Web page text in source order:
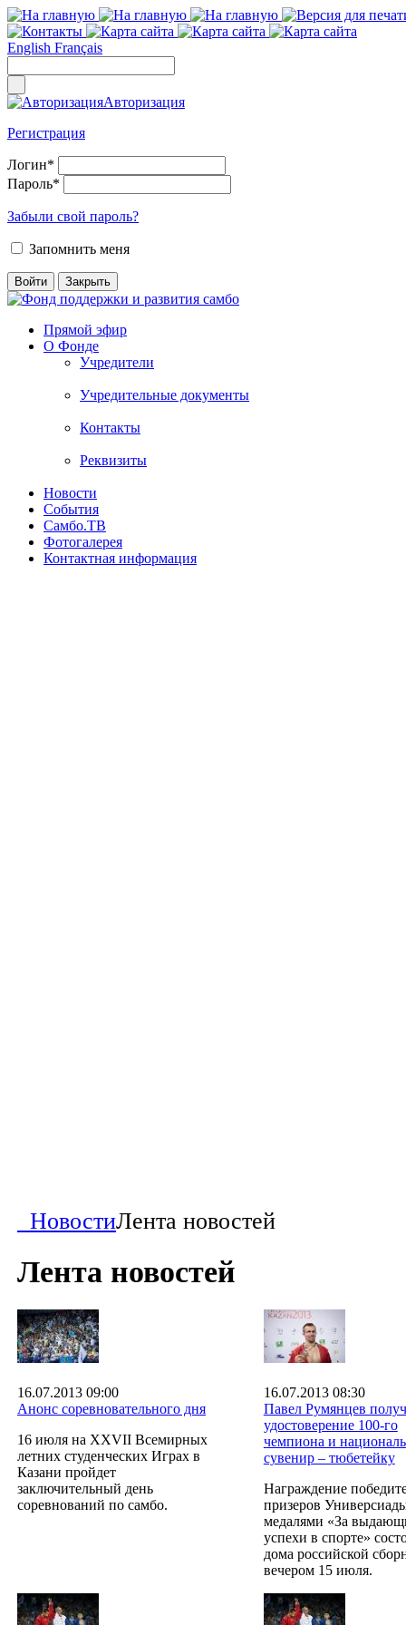
English Français
Авторизация
Регистрация
Логин*
Пароль*
Забыли свой пароль?
Запомнить меня
Прямой эфир
О Фонде
Учредители
Учредительные документы
Контакты
Реквизиты
Новости
События
Самбо.ТВ
Фотогалерея
Контактная информация
НовостиЛента новостей
Лента новостей
16.07.2013 09:00
Анонс соревновательного дня
16 июля на XXVII Всемирных
летних студенческих Играх в
Казани пройдет
заключительный день
соревнований по самбо.
16.07.2013 08:30
Павел Румянцев
удостоверение 100-го
чемпиона и
сувенир – тюбетейку
Награждение
призеров
медалями «За
успехи в спорте»
дома российской
вечером 15 июля.